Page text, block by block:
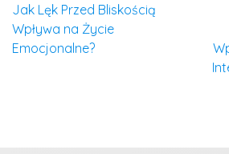
Jak Lęk Przed Bliskością
Wpływa na Życie
Emocjonalne?